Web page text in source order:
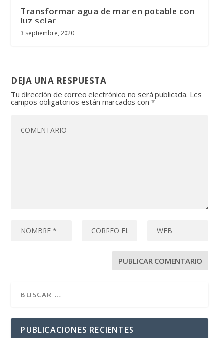
Transformar agua de mar en potable con
luz solar
3 septiembre, 2020
DEJA UNA RESPUESTA
Tu dirección de correo electrónico no será publicada. Los
campos obligatorios están marcados con*
PUBLICACIONES RECIENTES